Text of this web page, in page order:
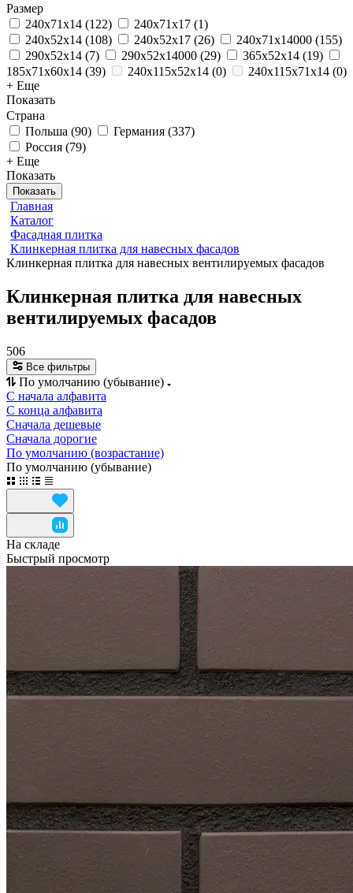
Размер
240x71x14 (122) 240x71x17 (1)
240х52х14 (108) 240х52х17 (26) 240х71х14000 (155)
290x52x14 (7) 290х52х14000 (29) 365x52x14 (19)
185х71х60х14 (39) 240x115x52x14 (0) 240x115x71x14 (0)
+ Еще
Показать
Страна
Польша (90) Германия (337)
Россия (79)
+ Еще
Показать
Показать
Главная
Каталог
Фасадная плитка
Клинкерная плитка для навесных фасадов
Клинкерная плитка для навесных вентилируемых фасадов
Клинкерная плитка для навесных
вентилируемых фасадов
506
Все фильтры
По умолчанию (убывание)
С начала алфавита
С конца алфавита
Сначала дешевые
Сначала дорогие
По умолчанию (возрастание)
По умолчанию (убывание)
На складе
Быстрый просмотр